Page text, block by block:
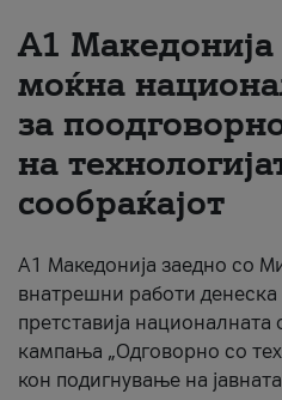
#ПодобарОнлајн
A1
моќна
за
на
сообраќајот
A1 Македонија заедно со
внатрешни работи денеска
претставија
кампања „Одговорно со
кон подигнување на